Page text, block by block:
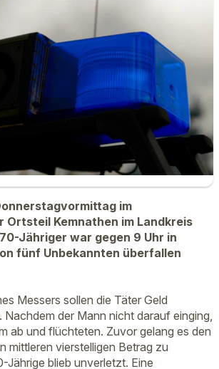
im
Ortsteil Kemnathen im Landkreis
Jähriger war gegen 9 Uhr in
fünf Unbekannten überfallen
Messers sollen die Täter Geld
der Mann nicht darauf einging,
ab und flüchteten. Zuvor gelang es den
mittleren vierstelligen Betrag zu
Jährige blieb unverletzt. Eine